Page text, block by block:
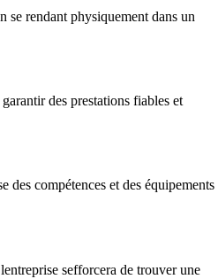
se rendant physiquement dans un
des prestations fiables et
des compétences et des équipements
sefforcera de trouver une